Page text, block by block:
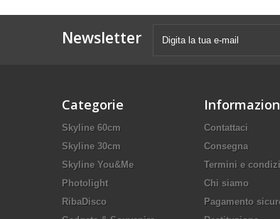
Newsletter
Categorie
Skyline 60cm
Skyline 30cm
Skyline You&Me
Photolight
RibaDisco
Contattaci
Consegna
Termini e
Chi siamo
Pagamento